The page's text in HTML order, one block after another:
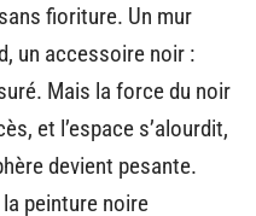
fioriture. Un mur
un accessoire noir :
Mais la force du noir
et l’espace s’alourdit,
devient pesante.
peinture noire